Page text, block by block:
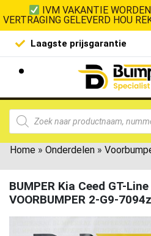
IVM VAKANTIE
VERTRAGING GELEVERD HOU
Laagste prijsgarantie
Home » Onderdelen »
BUMPER Kia Ceed GT-
VOORBUMPER 2-G9-7094z